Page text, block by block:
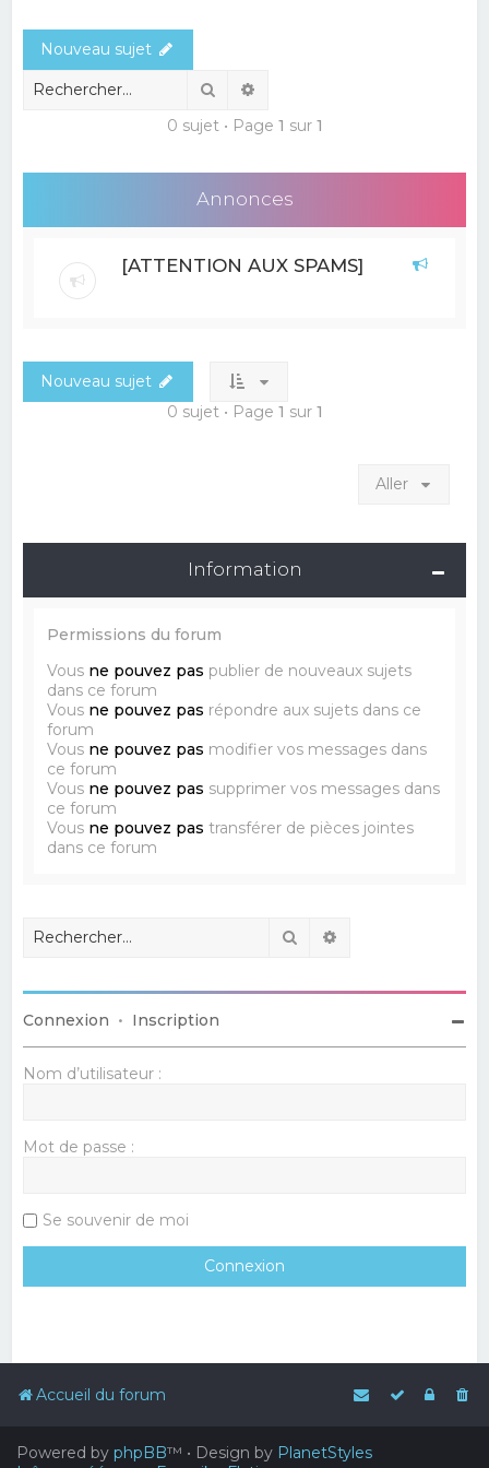
r
Nouveau sujet
Rechercher
0 sujet • Page 1 sur 1
Annonces
[ATTENTION AUX SPAMS]
Nouveau sujet
0 sujet • Page 1 sur 1
Aller
Information
Permissions du forum
Vous ne pouvez pas publier de nouveaux sujets
dans ce forum
Vous ne pouvez pas répondre aux sujets dans ce
forum
Vous ne pouvez pas modifier vos messages dans
ce forum
Vous ne pouvez pas supprimer vos messages dans
ce forum
Vous ne pouvez pas transférer de pièces jointes
dans ce forum
Rechercher
Connexion • Inscription
Nom d’utilisateur :
Mot de passe :
Se souvenir de moi
Accueil du forum
Powered by phpBB™ • Design by PlanetStyles